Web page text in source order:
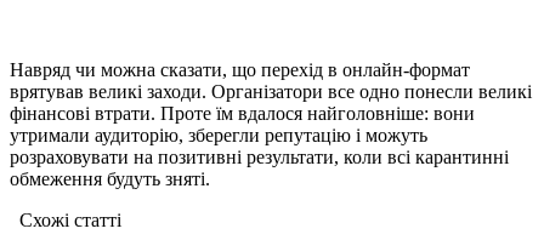
Навряд чи можна сказати, що перехід в онлайн-формат
врятував великі заходи. Організатори все одно понесли великі
фінансові втрати. Проте їм вдалося найголовніше: вони
утримали аудиторію, зберегли репутацію і можуть
розраховувати на позитивні результати, коли всі карантинні
обмеження будуть зняті.
Схожі статтi